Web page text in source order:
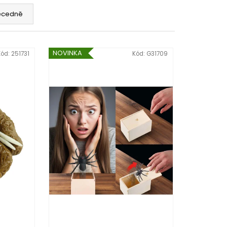
251731 NOVINKA Kód: G31709